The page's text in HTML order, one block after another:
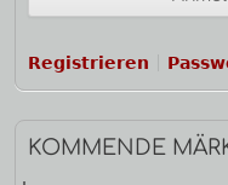
Registrieren
KOMMENDE